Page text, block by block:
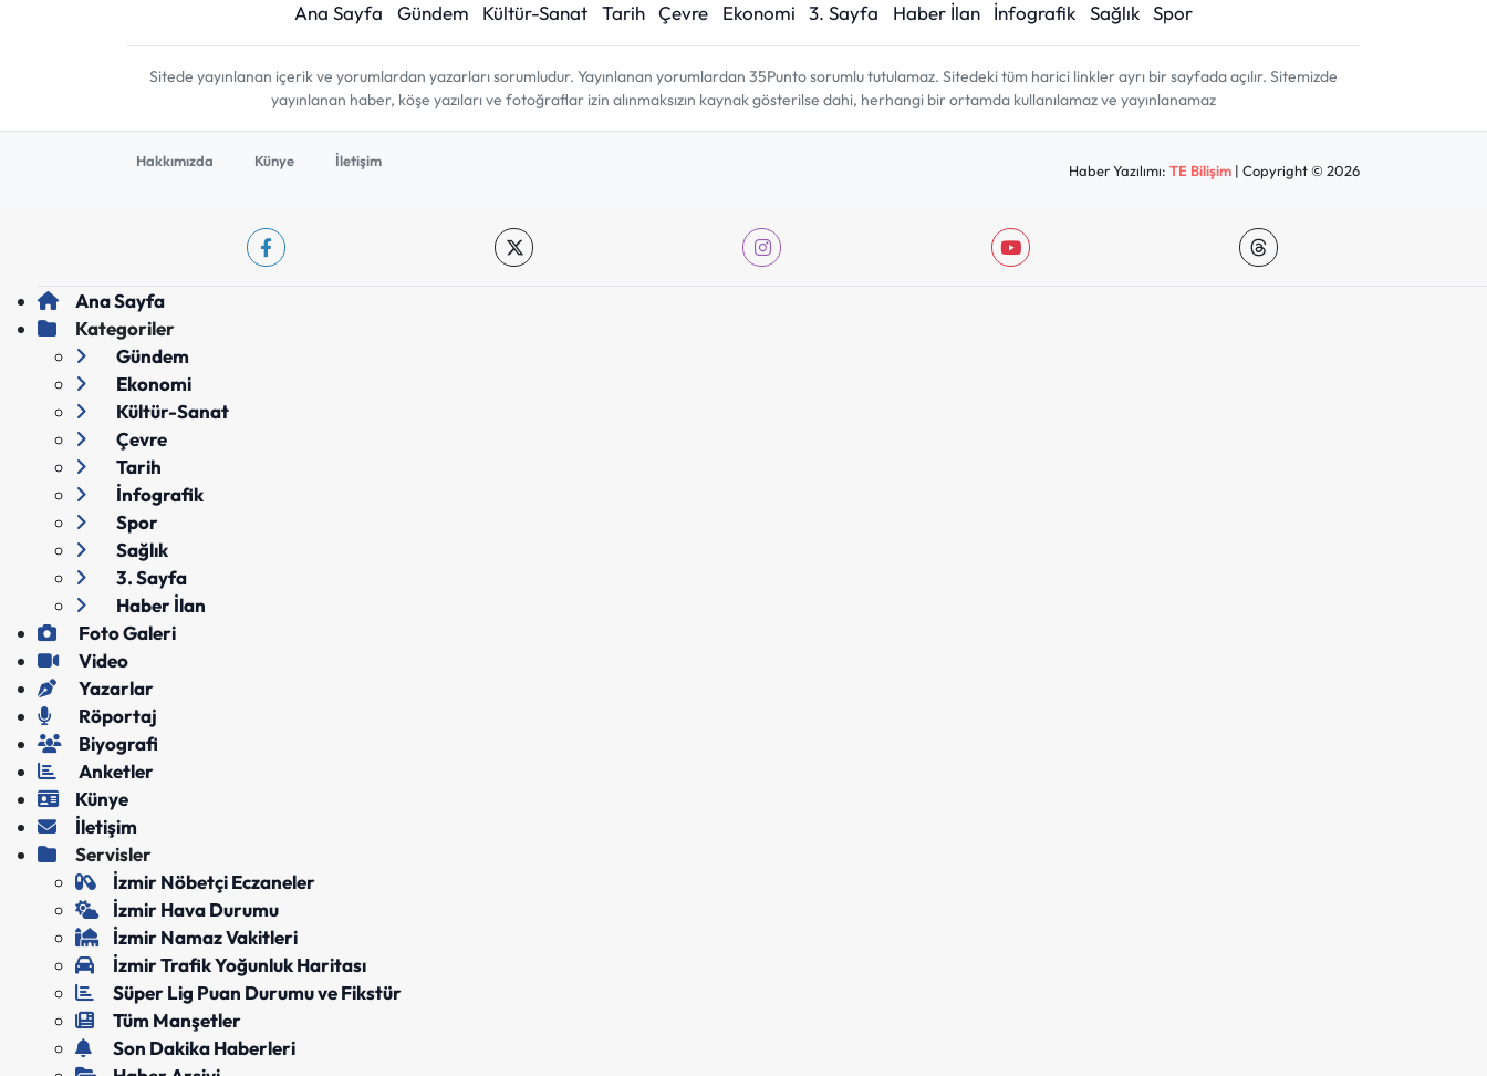
Ana Sayfa Gündem Kültür-Sanat Tarih Çevre Ekonomi 3. Sayfa Haber İlan İnfografik Sağlık Spor
Sitede yayınlanan içerik ve yorumlardan yazarları sorumludur. Yayınlanan yorumlardan 35Punto sorumlu tutulamaz. Sitedeki tüm harici linkler ayrı bir sayfada açılır. Sitemizde
yayınlanan haber, köşe yazıları ve fotoğraflar izin alınmaksızın kaynak gösterilse dahi, herhangi bir ortamda kullanılamaz ve yayınlanamaz
Hakkımızda Künye İletişim
Haber Yazılımı:TE Bilişim | Copyright © 2026
Ana Sayfa
Kategoriler
Gündem
Ekonomi
Kültür-Sanat
Çevre
Tarih
İnfografik
Spor
Sağlık
3. Sayfa
Haber İlan
Foto Galeri
Video
Yazarlar
Röportaj
Biyografi
Anketler
Künye
İletişim
Servisler
İzmir Nöbetçi Eczaneler
İzmir Hava Durumu
İzmir Namaz Vakitleri
İzmir Trafik Yoğunluk Haritası
Süper Lig Puan Durumu ve Fikstür
Tüm Manşetler
Son Dakika Haberleri